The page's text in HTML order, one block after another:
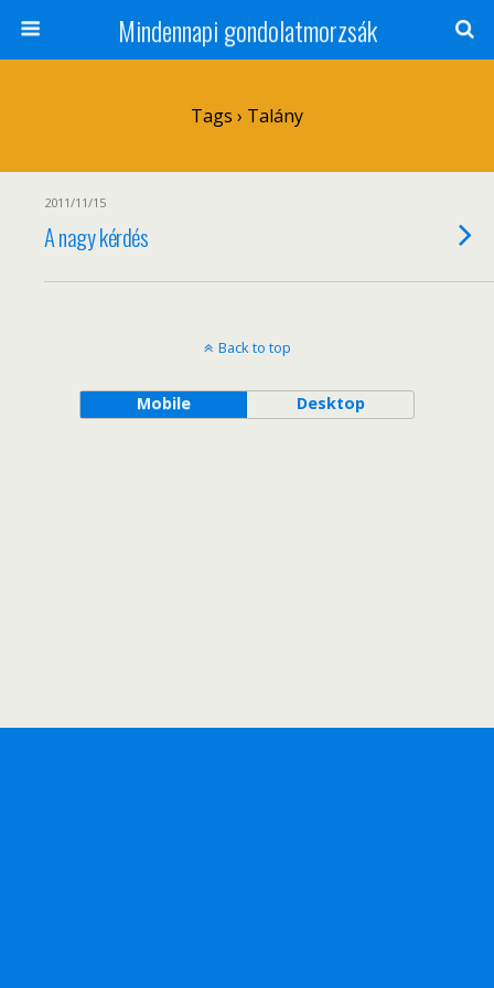
Mindennapi gondolatmorzsák
Tags › Talány
2011/11/15
A nagy kérdés
Back to top
Mobile Desktop